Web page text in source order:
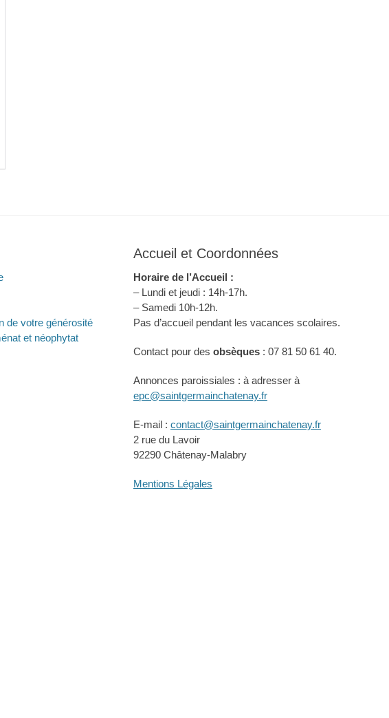
de votre générosité
et néophytat
Accueil et Coordonnées
Horaire de l’Accueil :
– Lundi et jeudi : 14h-17h.
– Samedi 10h-12h.
Pas d’accueil pendant les vacances scolaires.
Contact pour des obsèques : 07 81 50 61 40.
Annonces paroissiales : à adresser à
epc@saintgermainchatenay.fr
E-mail : contact@saintgermainchatenay.fr
2 rue du Lavoir
92290 Châtenay-Malabry
Mentions Légales